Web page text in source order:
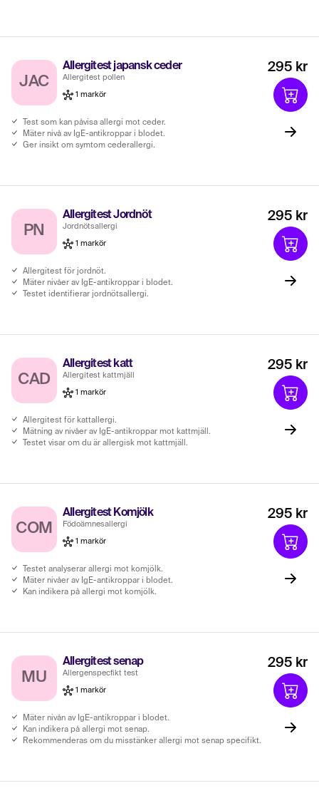
JAC
Allergitest japansk ceder
Allergitest pollen
1 markör
Test som kan påvisa allergi mot ceder.
Mäter nivå av IgE-antikroppar i blodet.
Ger insikt om symtom cederallergi.
295 kr
PN
Allergitest Jordnöt
Jordnötsallergi
1 markör
Allergitest för jordnöt.
Mäter nivåer av IgE-antikroppar i blodet.
Testet identifierar jordnötsallergi.
295 kr
CAD
Allergitest katt
Allergitest kattmjäll
1 markör
Allergitest för kattallergi.
Mätning av nivåer av IgE-antikroppar mot kattmjäll.
Testet visar om du är allergisk mot kattmjäll.
295 kr
COM
Allergitest Komjölk
Födoämnesallergi
1 markör
Testet analyserar allergi mot komjölk.
Mäter nivåer av IgE-antikroppar i blodet.
Kan indikera på allergi mot komjölk.
295 kr
MU
Allergitest senap
Allergenspecfikt test
1 markör
Mäter nivån av IgE-antikroppar i blodet.
Kan indikera på allergi mot senap.
Rekommenderas om du misstänker allergi mot senap specifikt.
295 kr